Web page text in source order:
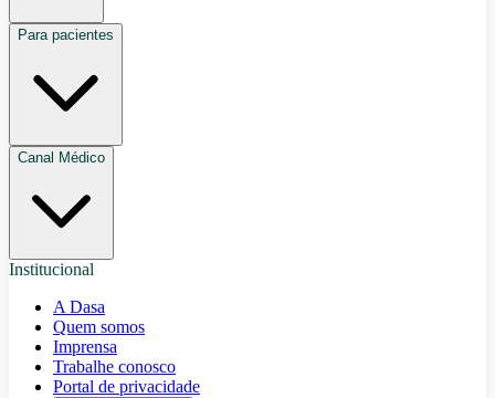
Para pacientes
Canal Médico
Institucional
A Dasa
Quem somos
Imprensa
Trabalhe conosco
Portal de privacidade